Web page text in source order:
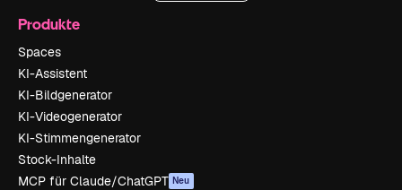
Produkte
Spaces
KI-Assistent
KI-Bildgenerator
KI-Videogenerator
KI-Stimmengenerator
Stock-Inhalte
MCP für Claude/ChatGPT Neu